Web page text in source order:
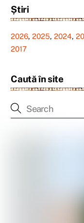
Știri
2026,2025,2024,
2017
Caută în site